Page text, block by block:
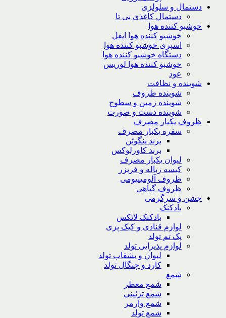
دستمال و سلولزی
دستمال کاغذی بی تا
خوشبو کننده هوا
خوشبو کننده هوا ایفل
اسپری خوشبو کننده هوا
دستگاه خوشبو کننده هوا
خوشبو کننده هوا لوریس
عود
شوینده و نظافت
شوینده ظروف
شوینده زمین و سطوح
شوینده دست و صورت
ظروف یکبار مصرف
سفره یکبار مصرف
برند پنگوئن
برند کاورلوکس
لیوان یکبار مصرف
کیسه زباله و فریزر
ظروف آلومینیومی
ظروف گیاهی
جشن و سرگرمی
بادکنک
بادکنک لاتکس
لوازم قنادی و کیک پزی
پک تم تولد
لوازم پذیرایی تولد
لیوان و بشقاب تولد
کارد و چنگال تولد
شمع
شمع معطر
شمع تزئینی
شمع وارمر
شمع تولد